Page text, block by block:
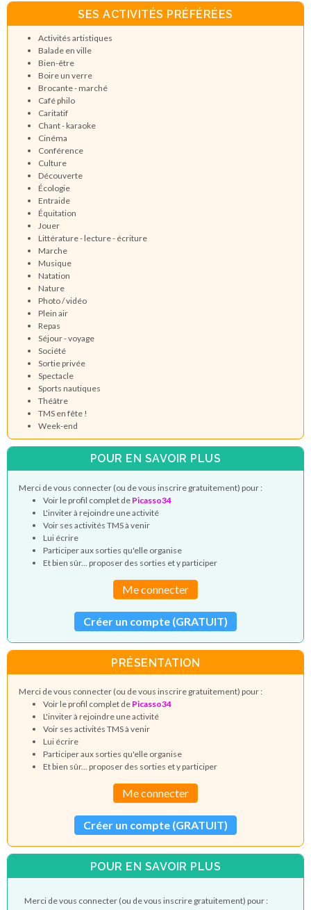
SES ACTIVITÉS PRÉFÉRÉES
Activités artistiques
Balade en ville
Bien-être
Boire un verre
Brocante - marché
Café philo
Caritatif
Chant - karaoke
Cinéma
Conférence
Culture
Découverte
Écologie
Entraide
Équitation
Jouer
Littérature - lecture - écriture
Marche
Musique
Natation
Nature
Photo / vidéo
Plein air
Repas
Séjour - voyage
Société
Sortie privée
Spectacle
Sports nautiques
Théâtre
TMS en fête !
Week-end
POUR EN SAVOIR PLUS
Merci de vous connecter (ou de vous inscrire gratuitement) pour :
Voir le profil complet de Picasso34
L'inviter à rejoindre une activité
Voir ses activités TMS à venir
Lui écrire
Participer aux sorties qu'elle organise
Et bien sûr... proposer des sorties et y participer
Me connecter
Créer un compte (GRATUIT)
PRÉSENTATION
Merci de vous connecter (ou de vous inscrire gratuitement) pour :
Voir le profil complet de Picasso34
L'inviter à rejoindre une activité
Voir ses activités TMS à venir
Lui écrire
Participer aux sorties qu'elle organise
Et bien sûr... proposer des sorties et y participer
Me connecter
Créer un compte (GRATUIT)
POUR EN SAVOIR PLUS
Merci de vous connecter (ou de vous inscrire gratuitement) pour :